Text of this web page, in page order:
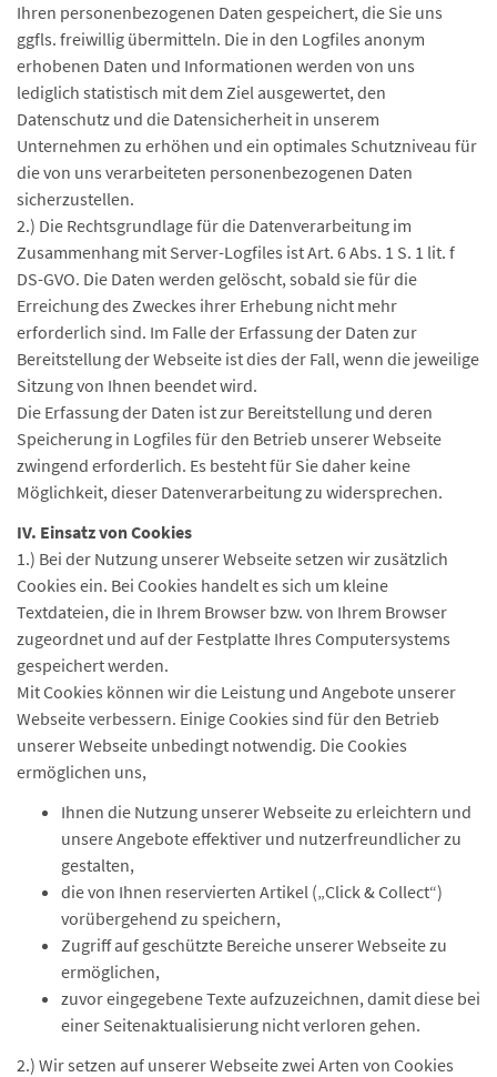
Ihren personenbezogenen Daten gespeichert, die Sie uns
ggfls. freiwillig übermitteln. Die in den Logfiles anonym
erhobenen Daten und Informationen werden von uns
lediglich statistisch mit dem Ziel ausgewertet, den
Datenschutz und die Datensicherheit in unserem
Unternehmen zu erhöhen und ein optimales Schutzniveau für
die von uns verarbeiteten personenbezogenen Daten
sicherzustellen.
2.) Die Rechtsgrundlage für die Datenverarbeitung im
Zusammenhang mit Server-Logfiles ist Art. 6 Abs. 1 S. 1 lit. f
DS-GVO. Die Daten werden gelöscht, sobald sie für die
Erreichung des Zweckes ihrer Erhebung nicht mehr
erforderlich sind. Im Falle der Erfassung der Daten zur
Bereitstellung der Webseite ist dies der Fall, wenn die jeweilige
Sitzung von Ihnen beendet wird.
Die Erfassung der Daten ist zur Bereitstellung und deren
Speicherung in Logfiles für den Betrieb unserer Webseite
zwingend erforderlich. Es besteht für Sie daher keine
Möglichkeit, dieser Datenverarbeitung zu widersprechen.
IV. Einsatz von Cookies
1.) Bei der Nutzung unserer Webseite setzen wir zusätzlich
Cookies ein. Bei Cookies handelt es sich um kleine
Textdateien, die in Ihrem Browser bzw. von Ihrem Browser
zugeordnet und auf der Festplatte Ihres Computersystems
gespeichert werden.
Mit Cookies können wir die Leistung und Angebote unserer
Webseite verbessern. Einige Cookies sind für den Betrieb
unserer Webseite unbedingt notwendig. Die Cookies
ermöglichen uns,
Ihnen die Nutzung unserer Webseite zu erleichtern und
unsere Angebote effektiver und nutzerfreundlicher zu
gestalten,
die von Ihnen reservierten Artikel („Click & Collect“)
vorübergehend zu speichern,
Zugriff auf geschützte Bereiche unserer Webseite zu
ermöglichen,
zuvor eingegebene Texte aufzuzeichnen, damit diese bei
einer Seitenaktualisierung nicht verloren gehen.
2.) Wir setzen auf unserer Webseite zwei Arten von Cookies